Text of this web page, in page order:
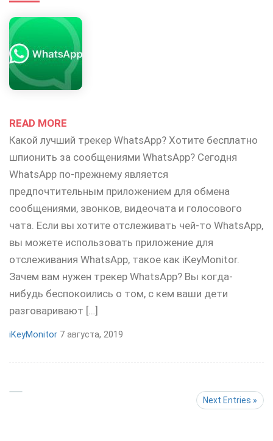
READ MORE
Какой лучший трекер WhatsApp? Хотите бесплатно
шпионить за сообщениями WhatsApp? Сегодня
WhatsApp по-прежнему является
предпочтительным приложением для обмена
сообщениями, звонков, видеочата и голосового
чата. Если вы хотите отслеживать чей-то WhatsApp,
вы можете использовать приложение для
отслеживания WhatsApp, такое как iKeyMonitor.
Зачем вам нужен трекер WhatsApp? Вы когда-
нибудь беспокоились о том, с кем ваши дети
разговаривают […]
iKeyMonitor 7 августа, 2019
Next Entries »